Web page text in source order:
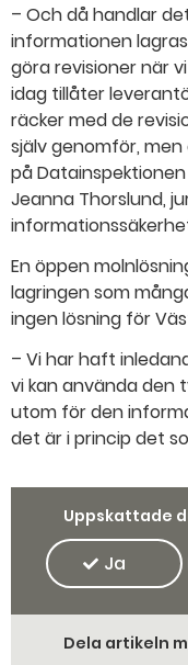
– Och då handlar
informationen
göra revisioner när
idag tillåter
räcker med de
själv genomför,
på
Jeanna Thorslund,
En öppen
lagringen som
ingen lösning för
– Vi har haft
vi kan använda den
utom för den
det är i princip det
Uppskattade
Ja
Dela artikeln